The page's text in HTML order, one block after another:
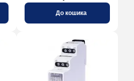
До кошика